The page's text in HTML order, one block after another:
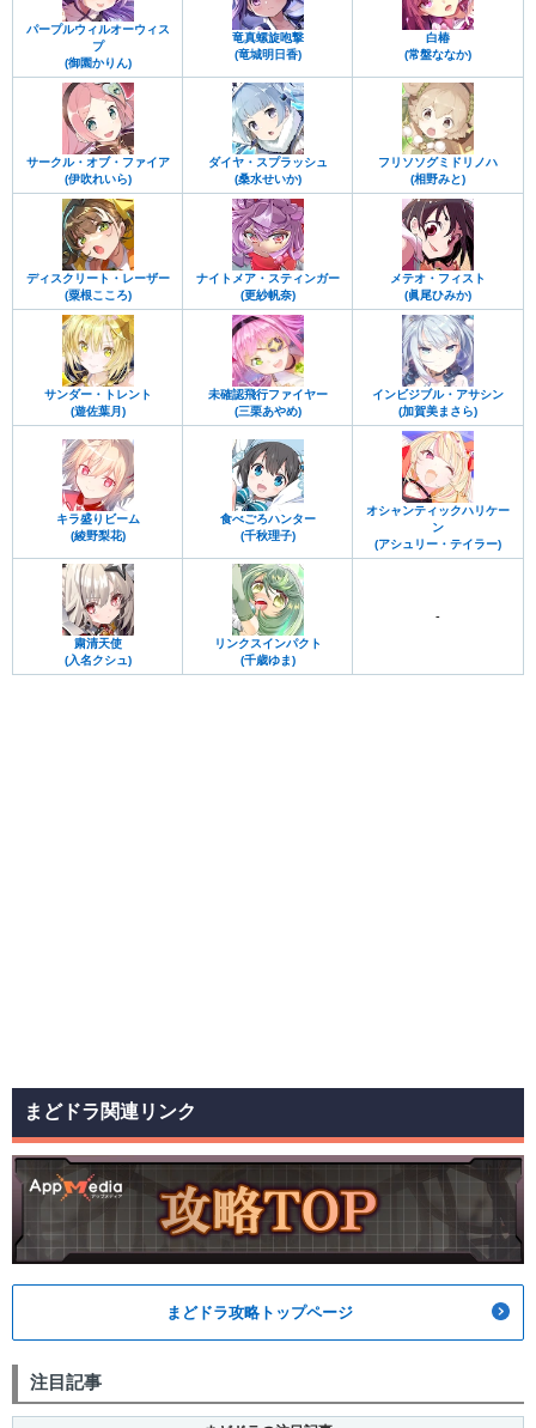
パープルウィルオーウィス
プ
(御園かりん)
竜真螺旋咆撃
(竜城明日香)
白椿
(常盤ななか)
サークル・オブ・ファイア
(伊吹れいら)
ダイヤ・スプラッシュ
(桑水せいか)
フリソソグミドリノハ
(相野みと)
ディスクリート・レーザー
(粟根こころ)
ナイトメア・スティンガー
(更紗帆奈)
メテオ・フィスト
(眞尾ひみか)
サンダー・トレント
(遊佐葉月)
未確認飛行ファイヤー
(三栗あやめ)
インビジブル・アサシン
(加賀美まさら)
キラ盛りビーム
(綾野梨花)
食べごろハンター
(千秋理子)
オシャンティックハリケー
ン
(アシュリー・テイラー)
粛清天使
(入名クシュ)
リンクスインパクト
(千歳ゆま)
-
まどドラ関連リンク
まどドラ攻略トップページ
注目記事